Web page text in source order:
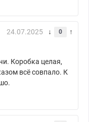
24.07.2025 0
Коробка целая,
всё совпало. К